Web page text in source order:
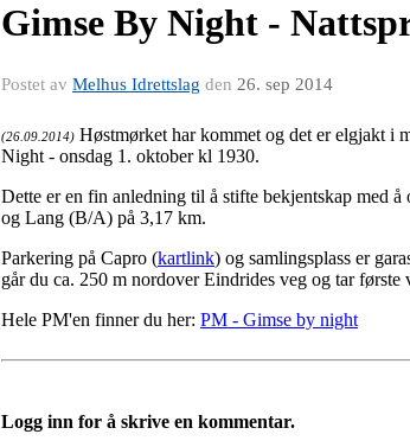
Gimse By Night -
Postet av Melhus Idrettslag den 26. sep 2014
(26.09.2014) Høstmørket har kommet og det er elgjakt i
Night - onsdag 1. oktober kl 1930.
Dette er en fin anledning til å stifte bekjentskap med
og Lang (B/A) på 3,17 km.
Parkering på Capro (kartlink) og samlingsplass er
går du ca. 250 m nordover Eindrides veg og tar første
Hele PM'en finner du her: PM - Gimse by night
Logg inn for å skrive en kommentar.